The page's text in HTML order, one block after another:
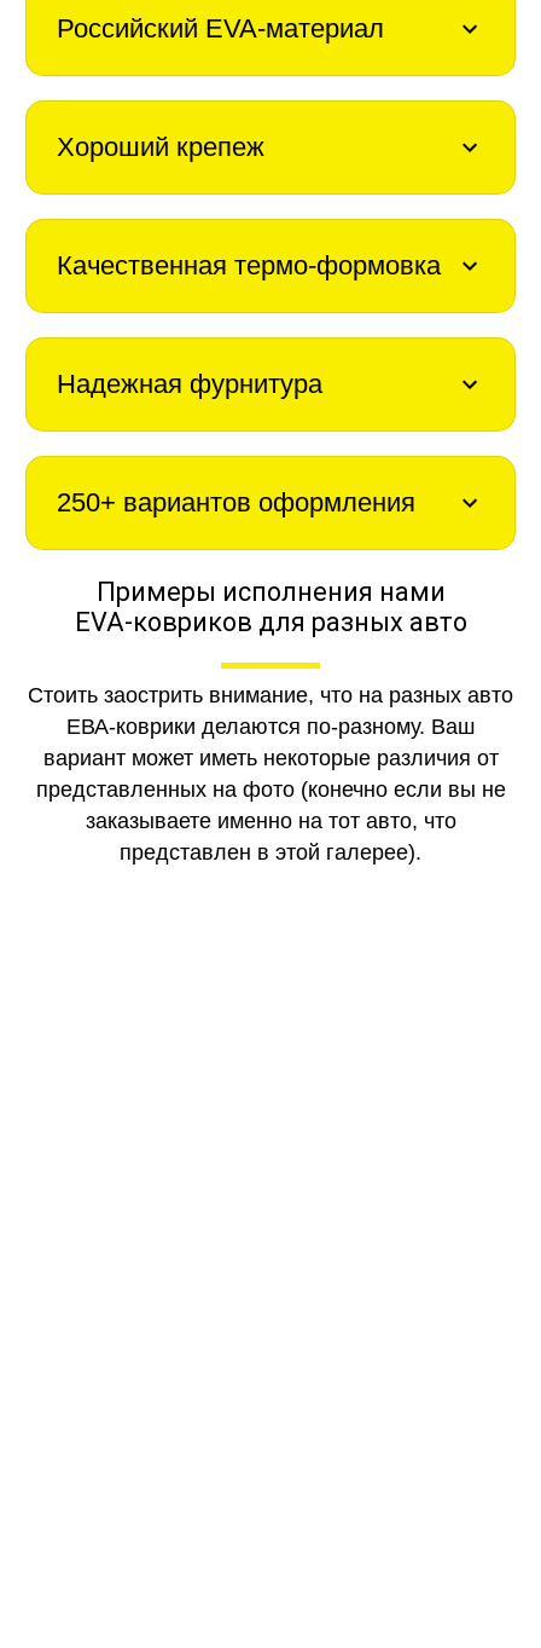
Российский EVA-материал
Хороший крепеж
Качественная термо-формовка
Надежная фурнитура
250+ вариантов оформления
Примеры исполнения нами
EVA-ковриков для разных авто
Стоить заострить внимание, что на разных авто
ЕВА-коврики делаются по-разному. Ваш
вариант может иметь некоторые различия от
представленных на фото (конечно если вы не
заказываете именно на тот авто, что
представлен в этой галерее).